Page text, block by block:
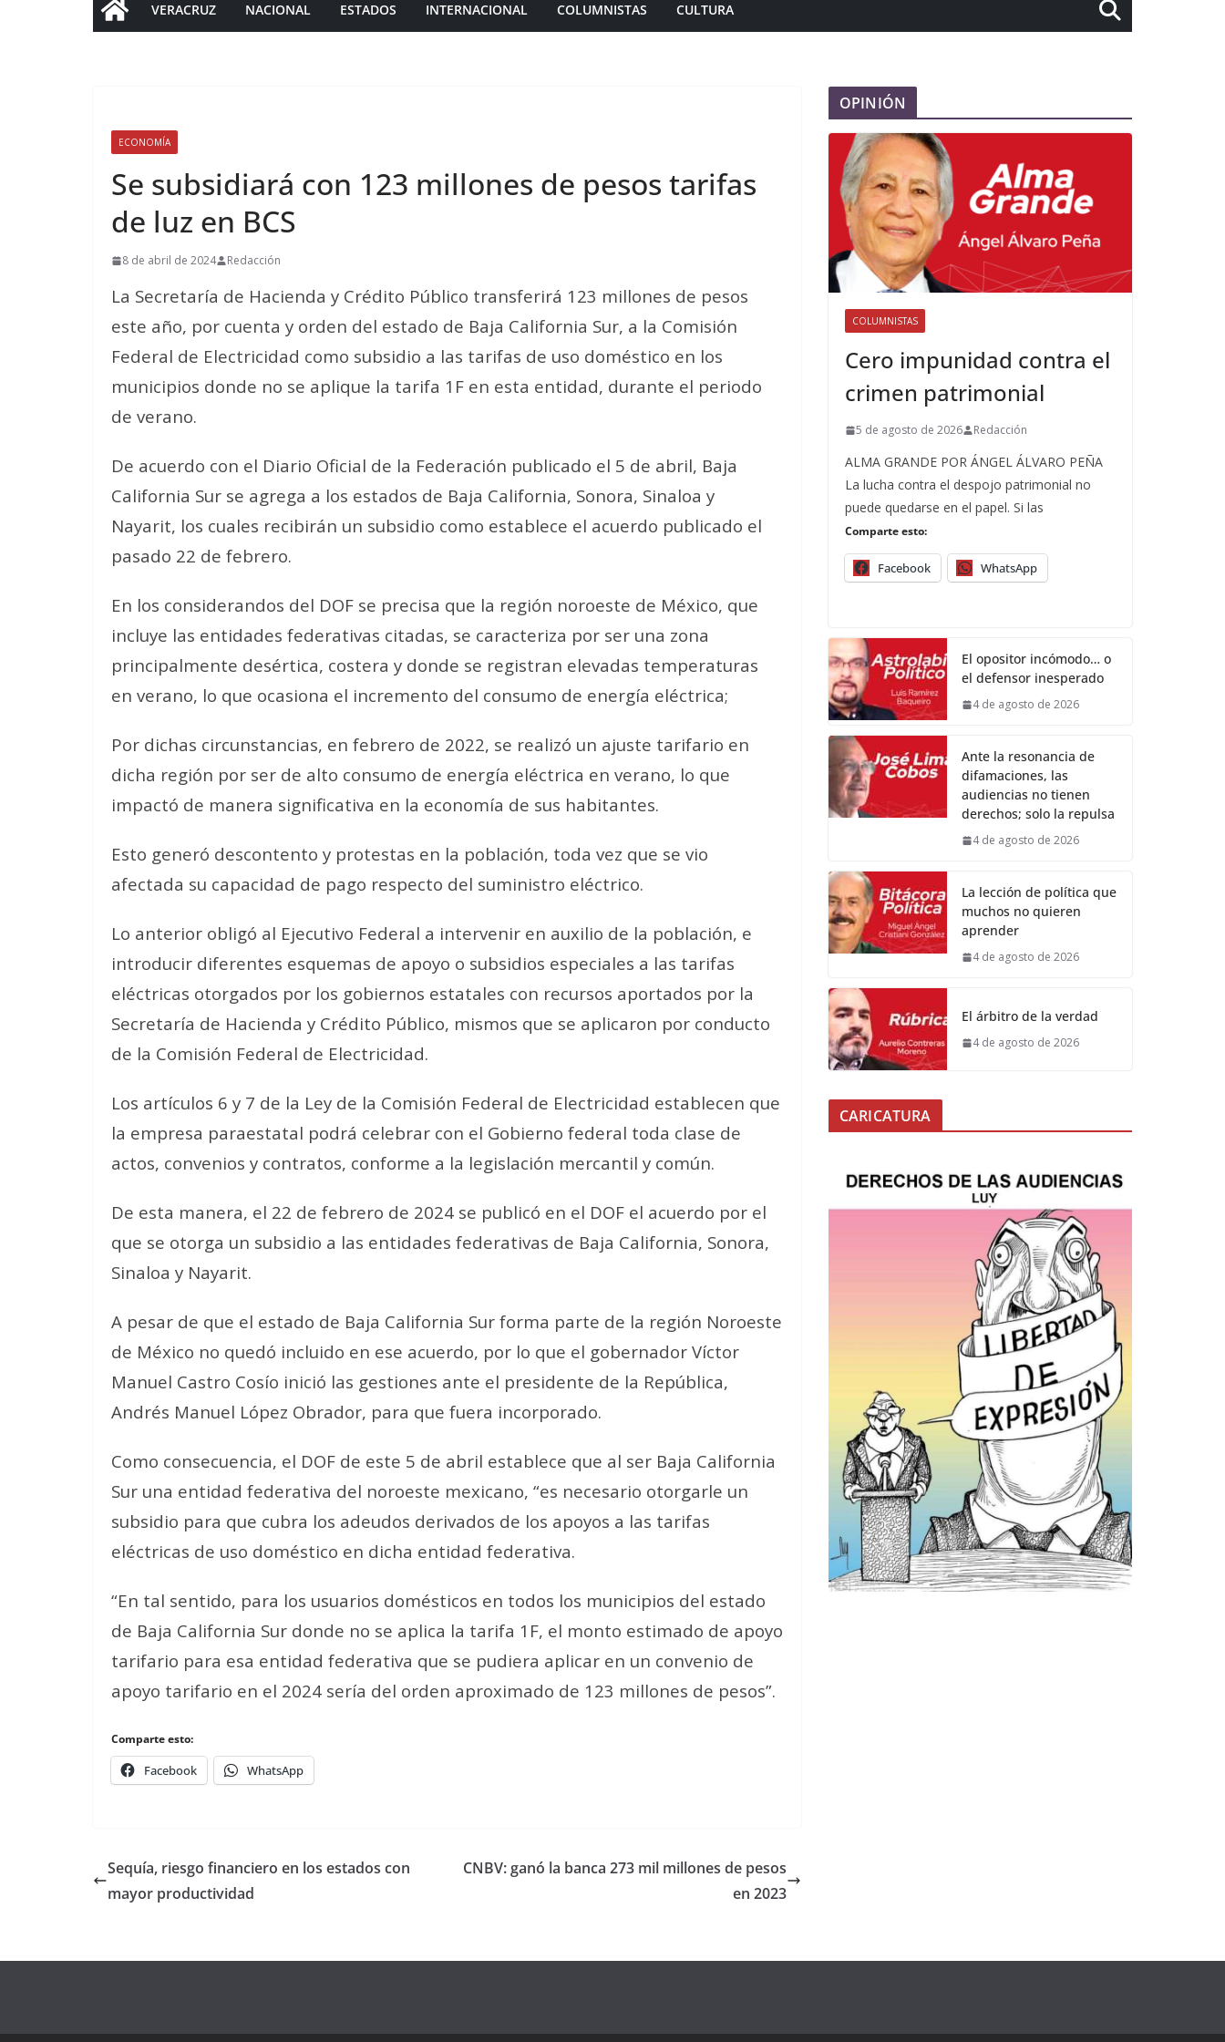
VERACRUZ NACIONAL ESTADOS INTERNACIONAL COLUMNISTAS CULTURA
ECONOMÍA
Se subsidiará con 123 millones de pesos tarifas
de luz en BCS
8 de abril de 2024 Redacción
La Secretaría de Hacienda y Crédito Público transferirá 123 millones de pesos
este año, por cuenta y orden del estado de Baja California Sur, a la Comisión
Federal de Electricidad como subsidio a las tarifas de uso doméstico en los
municipios donde no se aplique la tarifa 1F en esta entidad, durante el periodo
de verano.
De acuerdo con el Diario Oficial de la Federación publicado el 5 de abril, Baja
California Sur se agrega a los estados de Baja California, Sonora, Sinaloa y
Nayarit, los cuales recibirán un subsidio como establece el acuerdo publicado el
pasado 22 de febrero.
En los considerandos del DOF se precisa que la región noroeste de México, que
incluye las entidades federativas citadas, se caracteriza por ser una zona
principalmente desértica, costera y donde se registran elevadas temperaturas
en verano, lo que ocasiona el incremento del consumo de energía eléctrica;
Por dichas circunstancias, en febrero de 2022, se realizó un ajuste tarifario en
dicha región por ser de alto consumo de energía eléctrica en verano, lo que
impactó de manera significativa en la economía de sus habitantes.
Esto generó descontento y protestas en la población, toda vez que se vio
afectada su capacidad de pago respecto del suministro eléctrico.
Lo anterior obligó al Ejecutivo Federal a intervenir en auxilio de la población, e
introducir diferentes esquemas de apoyo o subsidios especiales a las tarifas
eléctricas otorgados por los gobiernos estatales con recursos aportados por la
Secretaría de Hacienda y Crédito Público, mismos que se aplicaron por conducto
de la Comisión Federal de Electricidad.
Los artículos 6 y 7 de la Ley de la Comisión Federal de Electricidad establecen que
la empresa paraestatal podrá celebrar con el Gobierno federal toda clase de
actos, convenios y contratos, conforme a la legislación mercantil y común.
De esta manera, el 22 de febrero de 2024 se publicó en el DOF el acuerdo por el
que se otorga un subsidio a las entidades federativas de Baja California, Sonora,
Sinaloa y Nayarit.
A pesar de que el estado de Baja California Sur forma parte de la región Noroeste
de México no quedó incluido en ese acuerdo, por lo que el gobernador Víctor
Manuel Castro Cosío inició las gestiones ante el presidente de la República,
Andrés Manuel López Obrador, para que fuera incorporado.
Como consecuencia, el DOF de este 5 de abril establece que al ser Baja California
Sur una entidad federativa del noroeste mexicano, “es necesario otorgarle un
subsidio para que cubra los adeudos derivados de los apoyos a las tarifas
eléctricas de uso doméstico en dicha entidad federativa.
“En tal sentido, para los usuarios domésticos en todos los municipios del estado
de Baja California Sur donde no se aplica la tarifa 1F, el monto estimado de apoyo
tarifario para esa entidad federativa que se pudiera aplicar en un convenio de
apoyo tarifario en el 2024 sería del orden aproximado de 123 millones de pesos”.
Comparte esto:
Facebook WhatsApp
Sequía, riesgo financiero en los estados con
mayor productividad
CNBV: ganó la banca 273 mil millones de pesos
en 2023
OPINIÓN
COLUMNISTAS
Cero impunidad contra el
crimen patrimonial
5 de agosto de 2026 Redacción
ALMA GRANDE POR ÁNGEL ÁLVARO PEÑA
La lucha contra el despojo patrimonial no
puede quedarse en el papel. Si las
Comparte esto:
Facebook WhatsApp
El opositor incómodo… o
el defensor inesperado
4 de agosto de 2026
Ante la resonancia de
difamaciones, las
audiencias no tienen
derechos; solo la repulsa
4 de agosto de 2026
La lección de política que
muchos no quieren
aprender
4 de agosto de 2026
El árbitro de la verdad
4 de agosto de 2026
CARICATURA